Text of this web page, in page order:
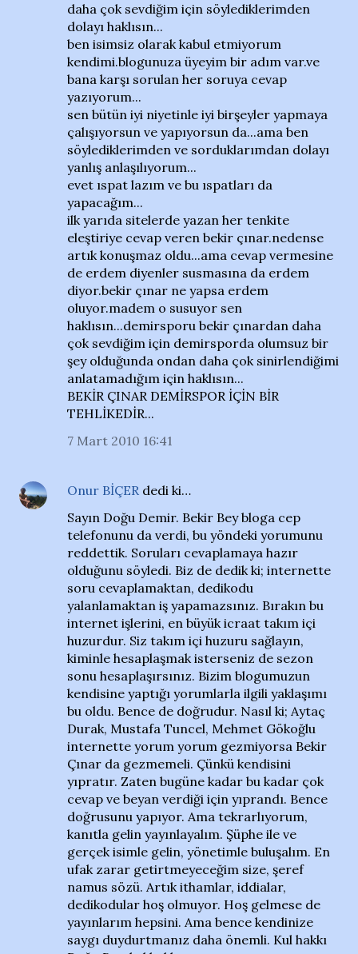
daha çok sevdiğim için söylediklerimden
dolayı haklısın...
ben isimsiz olarak kabul etmiyorum
kendimi.blogunuza üyeyim bir adım var.ve
bana karşı sorulan her soruya cevap
yazıyorum...
sen bütün iyi niyetinle iyi birşeyler yapmaya
çalışıyorsun ve yapıyorsun da...ama ben
söylediklerimden ve sorduklarımdan dolayı
yanlış anlaşılıyorum...
evet ıspat lazım ve bu ıspatları da
yapacağım...
ilk yarıda sitelerde yazan her tenkite
eleştiriye cevap veren bekir çınar.nedense
artık konuşmaz oldu...ama cevap vermesine
de erdem diyenler susmasına da erdem
diyor.bekir çınar ne yapsa erdem
oluyor.madem o susuyor sen
haklısın...demirsporu bekir çınardan daha
çok sevdiğim için demirsporda olumsuz bir
şey olduğunda ondan daha çok sinirlendiğimi
anlatamadığım için haklısın...
BEKİR ÇINAR DEMİRSPOR İÇİN BİR
TEHLİKEDİR...
7 Mart 2010 16:41
Onur BİÇER dedi ki…
Sayın Doğu Demir. Bekir Bey bloga cep
telefonunu da verdi, bu yöndeki yorumunu
reddettik. Soruları cevaplamaya hazır
olduğunu söyledi. Biz de dedik ki; internette
soru cevaplamaktan, dedikodu
yalanlamaktan iş yapamazsınız. Bırakın bu
internet işlerini, en büyük icraat takım içi
huzurdur. Siz takım içi huzuru sağlayın,
kiminle hesaplaşmak isterseniz de sezon
sonu hesaplaşırsınız. Bizim blogumuzun
kendisine yaptığı yorumlarla ilgili yaklaşımı
bu oldu. Bence de doğrudur. Nasıl ki; Aytaç
Durak, Mustafa Tuncel, Mehmet Gökoğlu
internette yorum yorum gezmiyorsa Bekir
Çınar da gezmemeli. Çünkü kendisini
yıpratır. Zaten bugüne kadar bu kadar çok
cevap ve beyan verdiği için yıprandı. Bence
doğrusunu yapıyor. Ama tekrarlıyorum,
kanıtla gelin yayınlayalım. Şüphe ile ve
gerçek isimle gelin, yönetimle buluşalım. En
ufak zarar getirtmeyeceğim size, şeref
namus sözü. Artık ithamlar, iddialar,
dedikodular hoş olmuyor. Hoş gelmese de
yayınlarım hepsini. Ama bence kendinize
saygı duydurtmanız daha önemli. Kul hakkı